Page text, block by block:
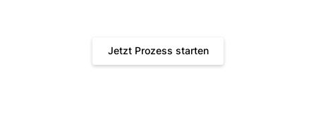
Jetzt Prozess starten